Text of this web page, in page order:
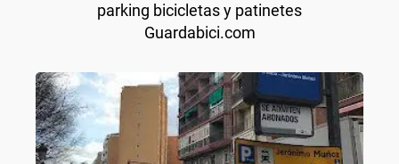
parking bicicletas y patinetes
Guardabici.com